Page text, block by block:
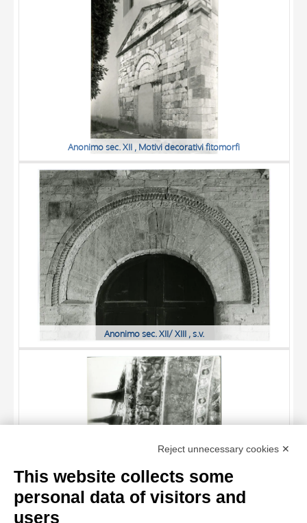
Anonimo sec. XII , Motivi decorativi fitomorfi
Anonimo sec. XII/ XIII , s.v.
OBJECT
LOCATION
Reject unnecessary cookies ✕
This website collects some
personal data of visitors and
users